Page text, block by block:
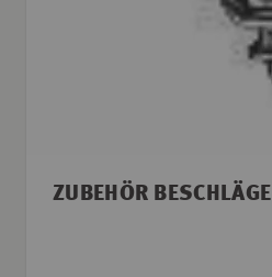
ZUBEHÖR BESCHLÄGE